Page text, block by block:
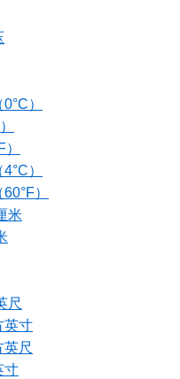
）
）
）
米
尺
英寸
尺
寸